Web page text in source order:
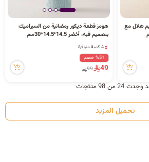
هلال مع
هومز قطعة ديكور رمضانية من السيراميك
بتصميم قبة، أخضر 14.5*14.5*30سم
4 كمية متوفرة
5 مشاهدة مؤخراً
4 كمية متوفرة
5 مشاهدة مؤخراً%51 خصم
49
99
24 من 98 منتجات
تحميل المزيد